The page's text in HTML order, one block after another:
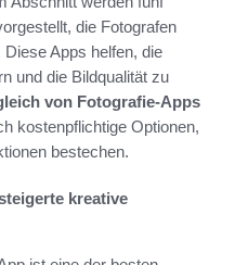
die Fotografen
Diese Apps helfen, die
und die Bildqualität zu
von Fotografie-Apps
kostenpflichtige Optionen,
bestechen.
kreative